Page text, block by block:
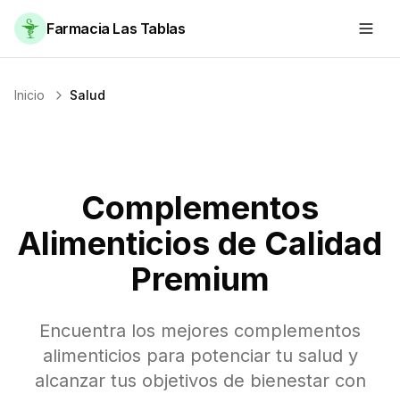
Farmacia Las Tablas
Inicio Salud
Complementos
Alimenticios de Calidad
Premium
Encuentra los mejores complementos
alimenticios para potenciar tu salud y
alcanzar tus objetivos de bienestar con